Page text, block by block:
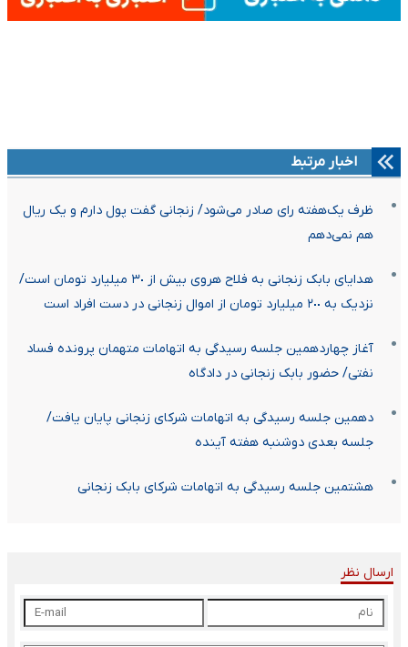
اخبار مرتبط
ظرف یک‌هفته رای صادر می‌شود/ زنجانی گفت پول دارم و یک ریال
هم نمی‌دهم
هدایای بابک زنجانی به فلاح هروی بیش از ٣٠ میلیارد تومان است/
نزدیک به ٢٠٠ میلیارد تومان از اموال زنجانی در دست افراد است
آغاز چهاردهمین جلسه رسیدگی به اتهامات متهمان پرونده فساد
نفتی/ حضور بابک زنجانی در دادگاه
دهمین جلسه رسیدگی به اتهامات شرکای زنجانی پایان یافت/
جلسه بعدی دوشنبه هفته آینده
هشتمین جلسه رسیدگی به اتهامات شرکای بابک زنجانی
ارسال نظر